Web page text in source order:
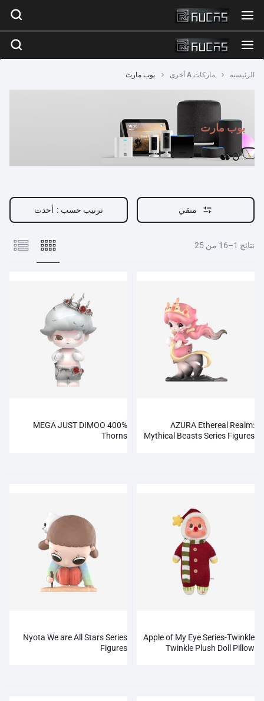
الرئيسية ماركات A أخرى بوب مارت
بوب مارت
منقي ترتيب حسب : أحدث
نتائج 1–16 من 25
AZURA Ethereal Realm:
Mythical Beasts Series Figures
MEGA JUST DIMOO 400%
Thorns
Apple of My Eye Series-Twinkle
Twinkle Plush Doll Pillow
Nyota We are All Stars Series
Figures